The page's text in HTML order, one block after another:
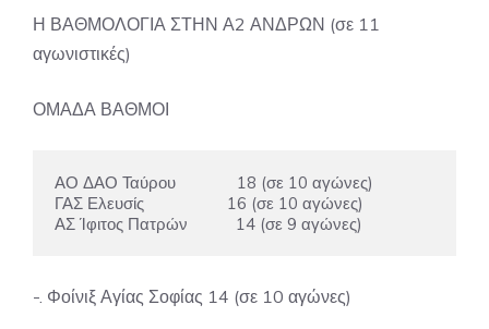
Η ΒΑΘΜΟΛΟΓΙΑ ΣΤΗΝ Α2 ΑΝΔΡΩΝ (σε 11
αγωνιστικές)
ΟΜΑΔΑ ΒΑΘΜΟΙ
ΑΟ ΔΑΟ Ταύρου              18 (σε 10 αγώνες)
ΓΑΣ Ελευσίς                   16 (σε 10 αγώνες)
ΑΣ Ίφιτος Πατρών           14 (σε 9 αγώνες)
-. Φοίνιξ Αγίας Σοφίας 14 (σε 10 αγώνες)